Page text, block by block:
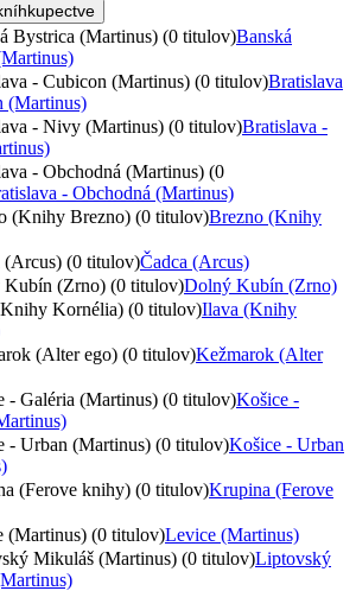
Bystrica (Martinus) (0 titulov)Banská
- Cubicon (Martinus) (0 titulov)Bratislava
(Martinus)
- Nivy (Martinus) (0 titulov)Bratislava -
- Obchodná (Martinus) (0
- Obchodná (Martinus)
(Knihy Brezno) (0 titulov)Brezno (Knihy
(Arcus) (0 titulov)Čadca (Arcus)
(Zrno) (0 titulov)Dolný Kubín (Zrno)
Kornélia) (0 titulov)Ilava (Knihy
(Alter ego) (0 titulov)Kežmarok (Alter
- Galéria (Martinus) (0 titulov)Košice -
- Urban (Martinus) (0 titulov)Košice - Urban
(Ferove knihy) (0 titulov)Krupina (Ferove
(Martinus) (0 titulov)Levice (Martinus)
Mikuláš (Martinus) (0 titulov)Liptovský